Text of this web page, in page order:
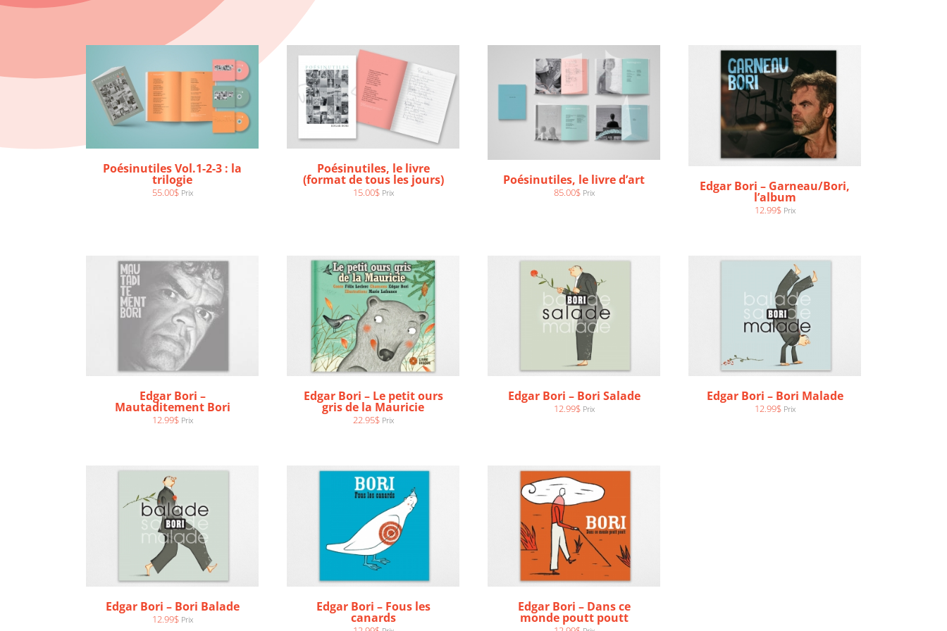
Poésinutiles Vol.1-2-3 : la
trilogie
55.00$ Prix
Poésinutiles, le livre
(format de tous les jours)
15.00$ Prix
Poésinutiles, le livre d’art
85.00$ Prix Edgar Bori – Garneau/Bori,
l’album
12.99$ Prix
AJOUTER AU PANIER
Edgar Bori –
Mautaditement Bori
12.99$ Prix
AJOUTER AU PANIER
Edgar Bori – Le petit ours
gris de la Mauricie
22.95$ Prix
AJOUTER AU PANIER
Edgar Bori – Bori Salade
12.99$ Prix
AJOUTER AU PANIER
/
DÉTAILS
Edgar Bori – Bori Malade
12.99$ Prix
AJOUTER AU PANIER
DÉTAILS
Edgar Bori – Bori Balade
12.99$ Prix
AJOUTER AU PANIER
/
DÉTAILS
Edgar Bori – Fous les
canards
AJOUTER AU PANIER
/
DÉTAILS
Edgar Bori – Dans ce
monde poutt poutt